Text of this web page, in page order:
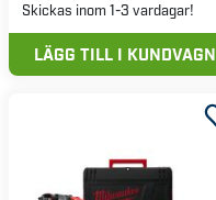
Skickas inom 1-3 vardagar!
LÄGG TILL I KUNDVAGN